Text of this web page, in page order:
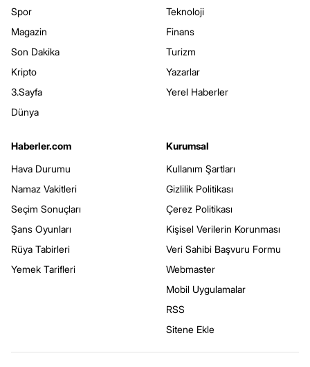
Spor
Magazin
Son Dakika
Kripto
3.Sayfa
Dünya
Teknoloji
Finans
Turizm
Yazarlar
Yerel Haberler
Haberler.com
Hava Durumu
Namaz Vakitleri
Seçim Sonuçları
Şans Oyunları
Rüya Tabirleri
Yemek Tarifleri
Kurumsal
Kullanım Şartları
Gizlilik Politikası
Çerez Politikası
Kişisel Verilerin Korunması
Veri Sahibi Başvuru Formu
Webmaster
Mobil Uygulamalar
RSS
Sitene Ekle